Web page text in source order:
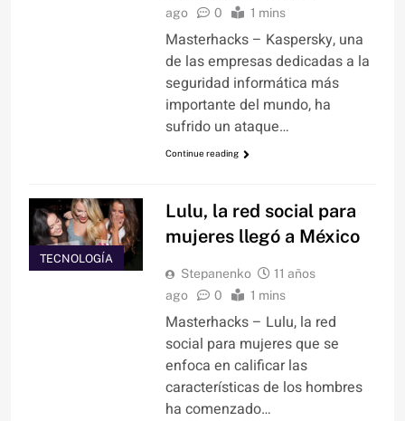
ago
0 1 mins
Masterhacks – Kaspersky, una
de las empresas dedicadas a la
seguridad informática más
importante del mundo, ha
sufrido un ataque…
Continue reading
TECNOLOGÍA
Lulu, la red social para
mujeres llegó a México
Stepanenko
11 años
ago
0 1 mins
Masterhacks – Lulu, la red
social para mujeres que se
enfoca en calificar las
características de los hombres
ha comenzado…